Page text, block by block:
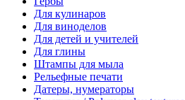
Для кулинаров
Для виноделов
Для детей и учителей
Для глины
Штампы для мыла
Рельефные печати
Датеры, нумераторы